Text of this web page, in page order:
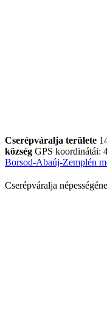
Cserépváralja területe
község GPS koordinátái:
Borsod-Abaúj-Zemplén
Cserépváralja